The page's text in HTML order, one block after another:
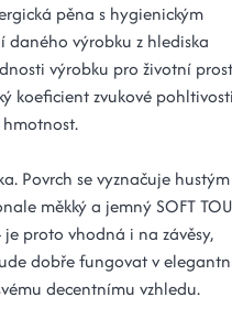
pěna s hygienickým
daného výrobku z hlediska
výrobku pro životní
koeficient zvukové
Povrch se vyznačuje hustým
měkký a jemný SOFT
proto vhodná i na závěsy,
dobře fungovat v
decentnímu vzhledu.